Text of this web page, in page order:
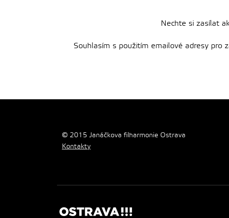
Nechte si zasílat
Souhlasím s použitím emailové adresy pro
© 2015 Janáčkova filharmonie Ostrava
Kontakty